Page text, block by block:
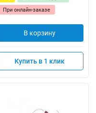
При онлайн-заказе
В корзину
Купить в 1 клик